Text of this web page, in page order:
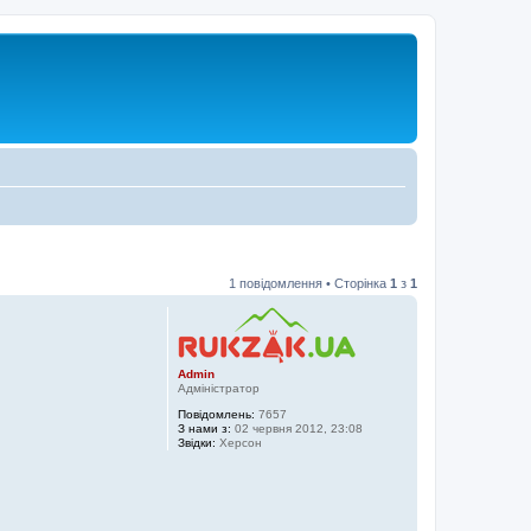
1 повідомлення • Сторінка 1 з 1
Admin
Адміністратор
Повідомлень: 7657
З нами з: 02 червня 2012, 23:08
Звідки: Херсон